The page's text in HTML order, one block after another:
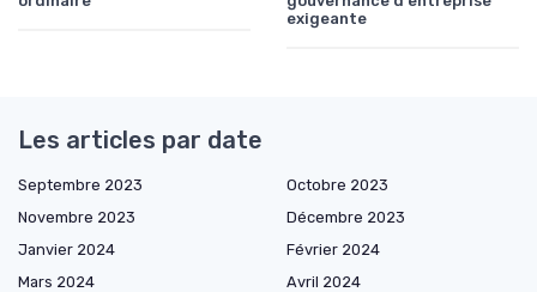
exigeante
Les articles par date
Septembre 2023
Octobre 2023
Novembre 2023
Décembre 2023
Janvier 2024
Février 2024
Mars 2024
Avril 2024